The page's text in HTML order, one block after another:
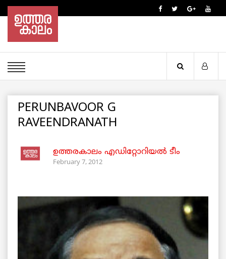
PERUNBAVOOR G
RAVEENDRANATH
ഉത്തരകാലം എഡിറ്റോറിയല്‍ ടീം
February 7, 2012